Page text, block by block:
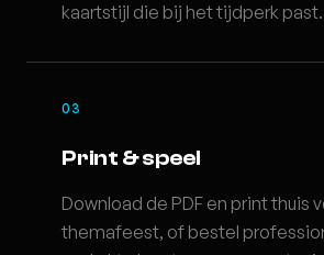
kaartstijl die bij het tijdperk past.
03
Print & speel
Download de PDF en print thuis
themafeest, of bestel